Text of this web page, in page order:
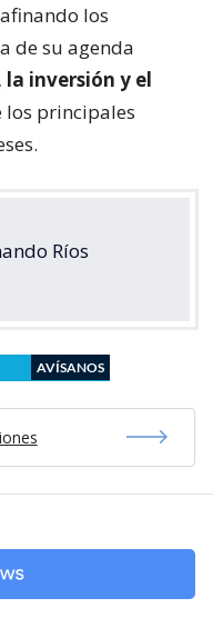
los
de su agenda
la inversión y el
los principales
Ríos
AVÍSANOS